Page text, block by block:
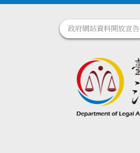
政府網站資料開放宣告